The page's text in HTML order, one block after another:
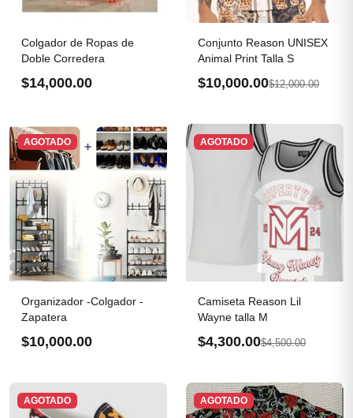
Colgador de Ropas de
Doble Corredera
$14,000.00
Conjunto Reason UNISEX
Animal Print Talla S
$10,000.00$12,000.00
AGOTADO
Organizador -Colgador -
Zapatera
$10,000.00
AGOTADO
Camiseta Reason Lil
Wayne talla M
$4,300.00$4,500.00
AGOTADO AGOTADO